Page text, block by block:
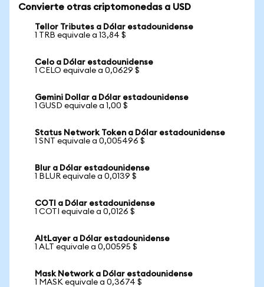
Convierte otras criptomonedas a USD
Tellor Tributes a Dólar estadounidense
1 TRB equivale a 13,84 $
Celo a Dólar estadounidense
1 CELO equivale a 0,0629 $
Gemini Dollar a Dólar estadounidense
1 GUSD equivale a 1,00 $
Status Network Token a Dólar estadounidense
1 SNT equivale a 0,005496 $
Blur a Dólar estadounidense
1 BLUR equivale a 0,0139 $
COTI a Dólar estadounidense
1 COTI equivale a 0,0126 $
AltLayer a Dólar estadounidense
1 ALT equivale a 0,00595 $
Mask Network a Dólar estadounidense
1 MASK equivale a 0,3674 $